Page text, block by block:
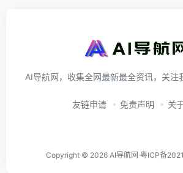
AI导航网，收集全网最新最全资讯，关注
友链申请 免责声明 关
Copyright © 2026 AI导航网 粤ICP备